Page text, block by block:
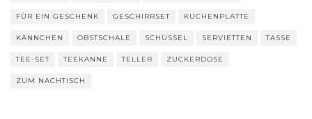
FÜR EIN GESCHENK GESCHIRRSET KUCHENPLATTE
KÄNNCHEN OBSTSCHALE SCHÜSSEL SERVIETTEN TASSE
TEE-SET TEEKANNE TELLER ZUCKERDOSE
ZUM NACHTISCH